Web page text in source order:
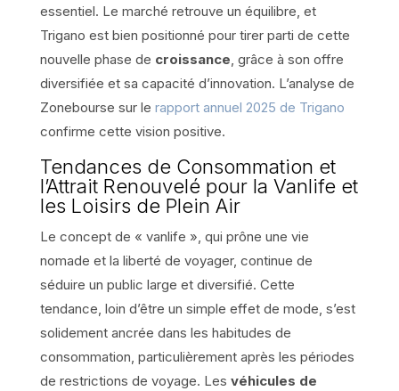
essentiel. Le marché retrouve un équilibre, et
Trigano est bien positionné pour tirer parti de cette
nouvelle phase de croissance, grâce à son offre
diversifiée et sa capacité d’innovation. L’analyse de
Zonebourse sur le rapport annuel 2025 de Trigano
confirme cette vision positive.
Tendances de Consommation et
l’Attrait Renouvelé pour la Vanlife et
les Loisirs de Plein Air
Le concept de « vanlife », qui prône une vie
nomade et la liberté de voyager, continue de
séduire un public large et diversifié. Cette
tendance, loin d’être un simple effet de mode, s’est
solidement ancrée dans les habitudes de
consommation, particulièrement après les périodes
de restrictions de voyage. Les véhicules de